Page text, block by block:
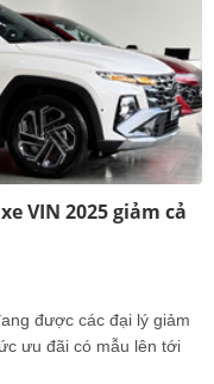
VIN 2025 giảm cả
được các đại lý giảm
ưu đãi có mẫu lên tới